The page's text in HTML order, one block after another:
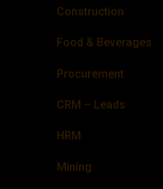
Construction
Food & Beverages
Procurement
CRM – Leads
HRM
Mining